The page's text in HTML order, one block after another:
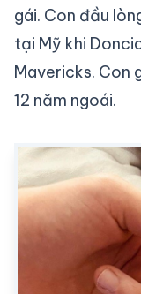
gái. Con đầu
tại Mỹ khi
Mavericks. Con
12 năm ngoái.